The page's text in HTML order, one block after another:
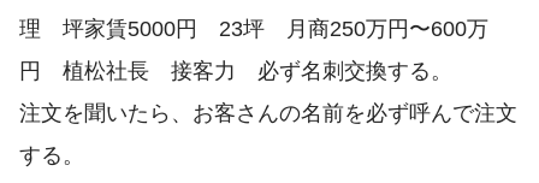
理 坪家賃5000円 23坪 月商250万円〜600万
円 植松社長 接客力 必ず名刺交換する。
注文を聞いたら、お客さんの名前を必ず呼んで注文
する。